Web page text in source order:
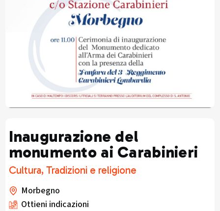
Inaugurazione del
monumento ai Carabinieri
Cultura, Tradizioni e religione
Morbegno
Ottieni indicazioni